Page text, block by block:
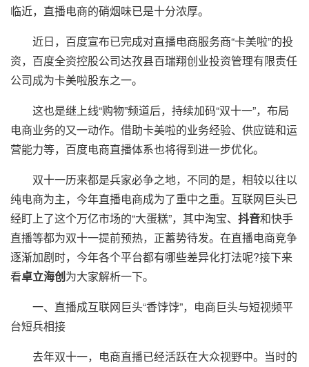
临近，直播电商的硝烟味已是十分浓厚。
近日，百度宣布已完成对直播电商服务商“卡美啦”的投
资，百度全资控股公司达孜县百瑞翔创业投资管理有限责任
公司成为卡美啦股东之一。
这也是继上线“购物”频道后，持续加码“双十一”，布局
电商业务的又一动作。借助卡美啦的业务经验、供应链和运
营能力等，百度电商直播体系也将得到进一步优化。
双十一历来都是兵家必争之地，不同的是，相较以往以
纯电商为主，今年直播电商成为了重中之重。互联网巨头已
经盯上了这个万亿市场的“大蛋糕”，其中淘宝、 抖音和快手
直播等都为双十一提前预热，正蓄势待发。在直播电商竞争
逐渐加剧时，今年各个平台都有哪些差异化打法呢?接下来
看卓立海创为大家解析一下。
一、直播成互联网巨头“香饽饽”，电商巨头与短视频平
台短兵相接
去年双十一，电商直播已经活跃在大众视野中。当时的